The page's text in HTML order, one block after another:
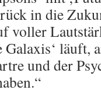
in die
voller
läuft,
und der